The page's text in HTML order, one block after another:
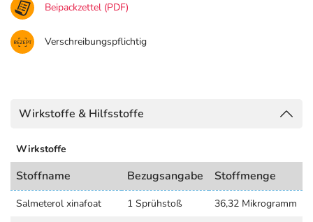
Beipackzettel (PDF)
Verschreibungspflichtig
Wirkstoffe & Hilfsstoffe
Wirkstoffe
Stoffname Bezugsangabe Stoffmenge
Salmeterol xinafoat 1 Sprühstoß
36,32 Mikrogramm